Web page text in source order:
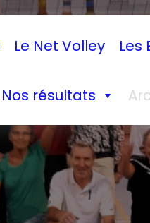
Le Net Volley Les
Nos résultats